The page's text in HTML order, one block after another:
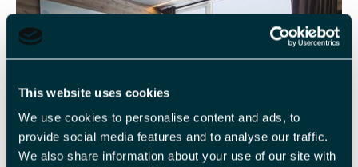
This website uses cookies
We use cookies to personalise content and ads, to
provide social media features and to analyse our traffic.
We also share information about your use of our site with